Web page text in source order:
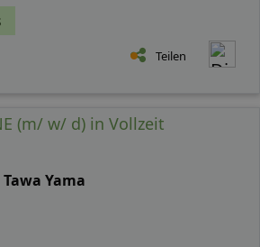
Teilen
(m/ w/ d) in Vollzeit
Tawa Yama